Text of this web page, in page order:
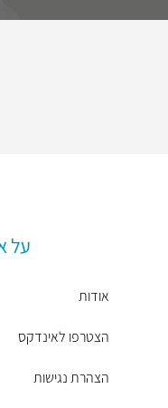
על
אודות
הצטרפו לאינדקס
הצהרת נגישות